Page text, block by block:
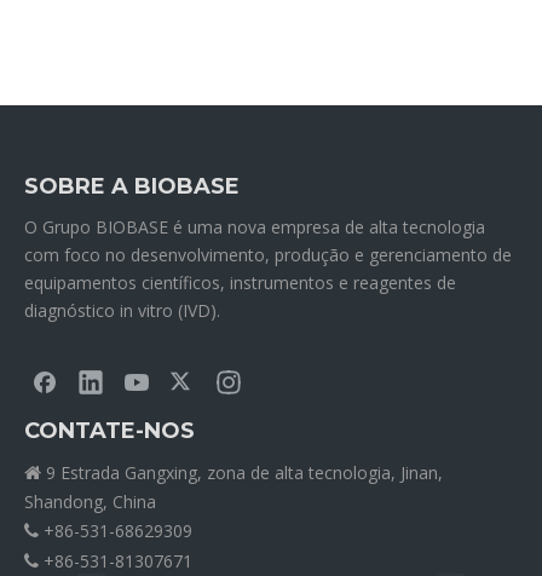
SOBRE A BIOBASE
O Grupo BIOBASE é uma nova empresa de alta tecnologia
com foco no desenvolvimento, produção e gerenciamento de
equipamentos científicos, instrumentos e reagentes de
diagnóstico in vitro (IVD).
CONTATE-NOS
 9 Estrada Gangxing, zona de alta tecnologia, Jinan,
Shandong, China
 +86-531-68629309
 +86-531-81307671